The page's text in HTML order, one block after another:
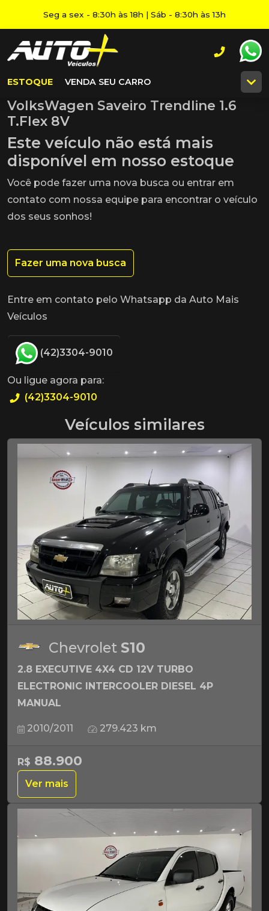
Seg a sex - 8:30h às 18h | Sáb - 8:30h às 13h
ESTOQUE VENDA SEU CARRO
VolksWagen Saveiro Trendline 1.6
T.Flex 8V
Este veículo não está mais
disponível em nosso estoque
Você pode fazer uma nova busca ou entrar em
contato com nossa equipe para encontrar o veículo
dos seus sonhos!
Fazer uma nova busca
Entre em contato pelo Whatsapp da Auto Mais
Veículos
(42)3304-9010
Ou ligue agora para:
(42)3304-9010
Veículos similares
Chevrolet S10
2.8 EXECUTIVE 4X4 CD 12V TURBO
ELECTRONIC INTERCOOLER DIESEL 4P
MANUAL
2010/2011 279.423 km
R$ 88.900
Ver mais